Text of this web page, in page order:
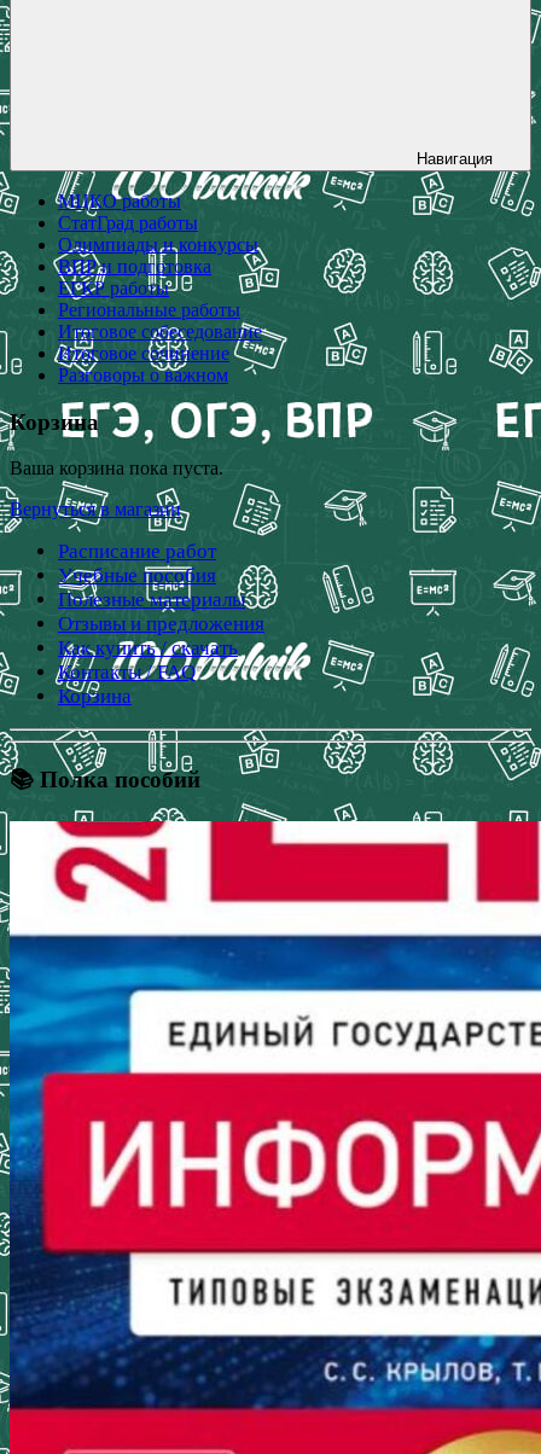
Навигация
МЦКО работы
СтатГрад работы
Олимпиады и конкурсы
ВПР и подготовка
ЕГКР работы
Региональные работы
Итоговое собеседование
Итоговое сочинение
Разговоры о важном
Корзина
Ваша корзина пока пуста.
Вернуться в магазин
Расписание работ
Учебные пособия
Полезные материалы
Отзывы и предложения
Как купить / скачать
Контакты / FAQ
Корзина
📚 Полка пособий